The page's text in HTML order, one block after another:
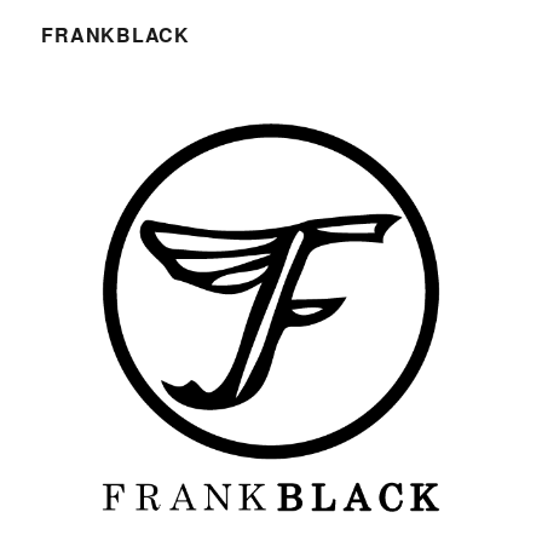
FRANKBLACK